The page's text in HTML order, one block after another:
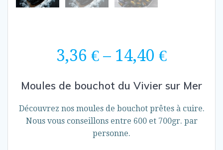
3,36 € – 14,40 €
Moules de bouchot du Vivier sur Mer
Découvrez nos moules de bouchot prêtes à cuire.
Nous vous conseillons entre 600 et 700gr. par
personne.